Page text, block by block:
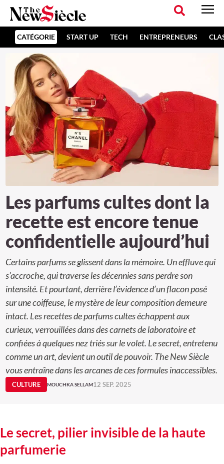
CATÉGORIE START UP TECH ENTREPRENEURS
Les parfums cultes dont la
recette est encore tenue
confidentielle aujourd’hui
Certains parfums se glissent dans la mémoire. Un effluve qui
s’accroche, qui traverse les décennies sans perdre son
intensité. Et pourtant, derrière l’évidence d’un flacon posé
sur une coiffeuse, le mystère de leur composition demeure
intact. Les recettes de parfums cultes échappent aux
curieux, verrouillées dans des carnets de laboratoire et
confiées à quelques nez triés sur le volet. Le secret, entretenu
comme un art, devient un outil de pouvoir. The New Siècle
vous entraîne dans les arcanes de ces formules inaccessibles.
CULTURE MOUCHKA SELLAM12 SEP. 2025
Le secret, pilier invisible de la haute
parfumerie